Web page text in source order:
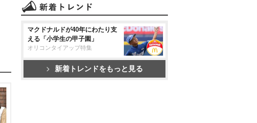
マクドナルドが40年にわたり支
える「小学生の甲子園」
オリコンタイアップ特集
新着トレンドをもっと見る